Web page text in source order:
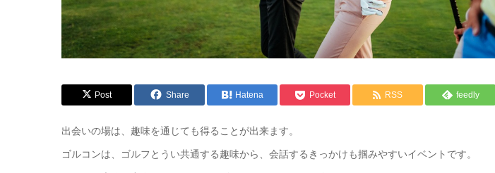
Post Share Hatena Pocket RSS feedly
出会いの場は、趣味を通じても得ることが出来ます。
ゴルコンは、ゴルフとうい共通する趣味から、会話するきっかけも掴みやすいイベントです。